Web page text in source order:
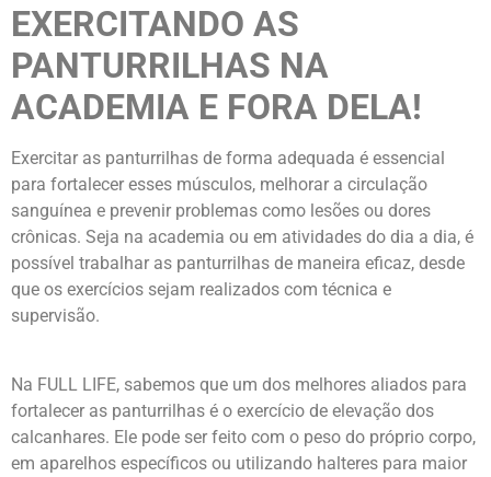
EXERCITANDO AS
PANTURRILHAS NA
ACADEMIA E FORA DELA!
Exercitar as panturrilhas de forma adequada é essencial
para fortalecer esses músculos, melhorar a circulação
sanguínea e prevenir problemas como lesões ou dores
crônicas. Seja na academia ou em atividades do dia a dia, é
possível trabalhar as panturrilhas de maneira eficaz, desde
que os exercícios sejam realizados com técnica e
supervisão.
Na FULL LIFE, sabemos que um dos melhores aliados para
fortalecer as panturrilhas é o exercício de elevação dos
calcanhares. Ele pode ser feito com o peso do próprio corpo,
em aparelhos específicos ou utilizando halteres para maior